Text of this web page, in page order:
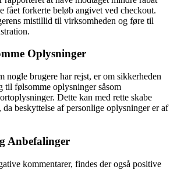
fået forkerte beløb angivet ved checkout.
mistillid til virksomheden og føre til
Oplysninger
nogle brugere har rejst, er om sikkerheden
til følsomme oplysninger såsom
Dette kan med rette skabe
beskyttelse af personlige oplysninger er af
Anbefalinger
kommentarer, findes der også positive